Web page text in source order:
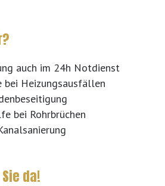
auch im 24h Notdienst
Heizungsausfällen
bei Rohrbrüchen
da!